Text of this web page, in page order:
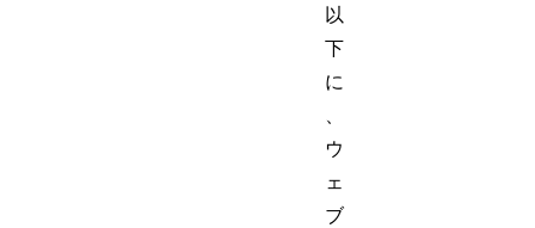
以
下
に
ウ
ェ
ブ